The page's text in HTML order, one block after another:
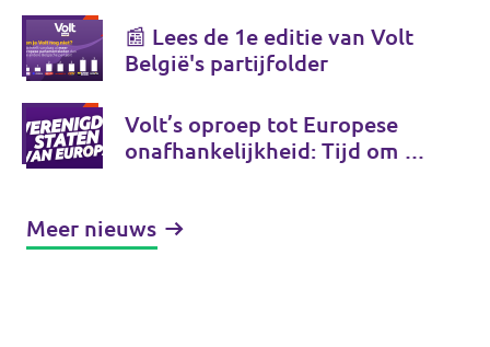
📰 Lees de 1e editie van Volt
België's partijfolder
Volt’s oproep tot Europese
onafhankelijkheid: Tijd om de
Meer nieuws